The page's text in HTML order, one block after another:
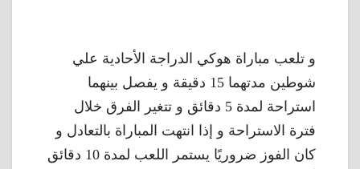
و تلعب مباراة هوكي الدراجة الأحادية علي
شوطين مدتهما 15 دقيقة و يفصل بينهما
استراحة لمدة 5 دقائق و تتغير الفرق خلال
فترة الاستراحة و إذا انتهت المباراة بالتعادل و
كان الفوز ضروريًا يستمر اللعب لمدة 10 دقائق